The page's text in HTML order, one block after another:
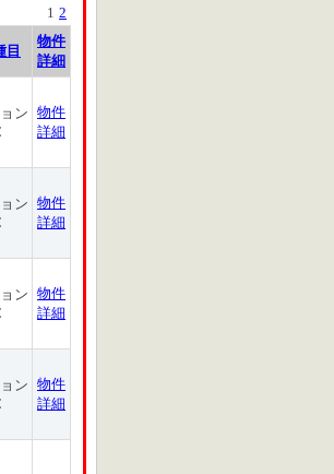
1 2
目
物件
詳細
ン 物件
詳細
ン 物件
詳細
ン 物件
詳細
ン 物件
詳細